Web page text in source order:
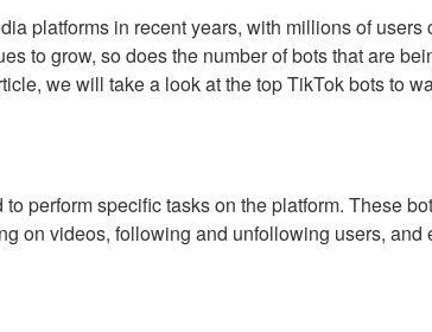
platforms in recent years, with millions of users
to grow, so does the number of bots that are
we will take a look at the top TikTok bots to
perform specific tasks on the platform. These
on videos, following and unfollowing users, and